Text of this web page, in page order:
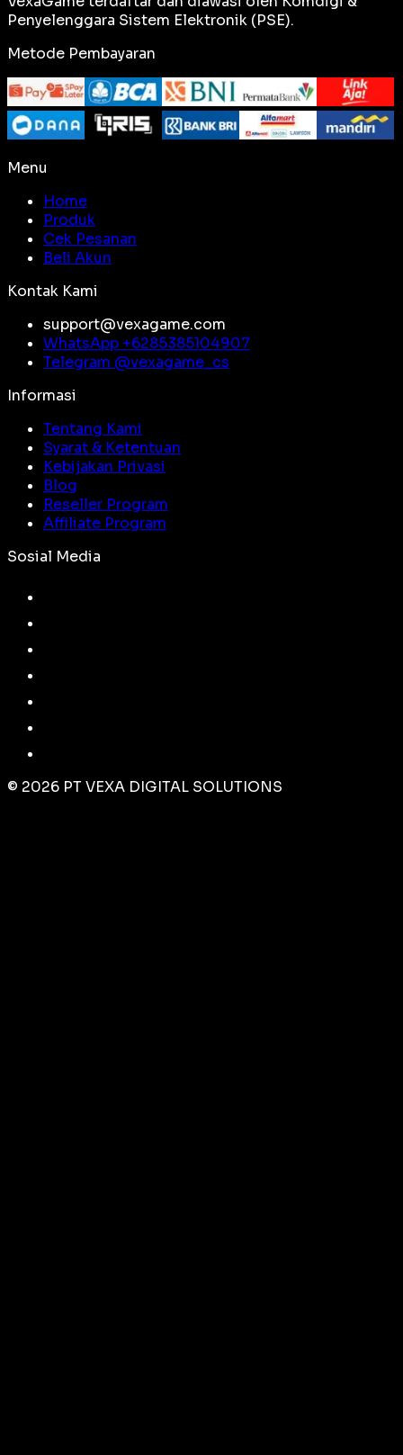
Penyelenggara Sistem Elektronik (PSE).
Metode Pembayaran
Menu
Home
Produk
Cek Pesanan
Beli Akun
Kontak Kami
support@vexagame.com
WhatsApp +6285385104907
Telegram @vexagame_cs
Informasi
Tentang Kami
Syarat & Ketentuan
Kebijakan Privasi
Blog
Reseller Program
Affiliate Program
Sosial Media
© 2026 PT VEXA DIGITAL SOLUTIONS